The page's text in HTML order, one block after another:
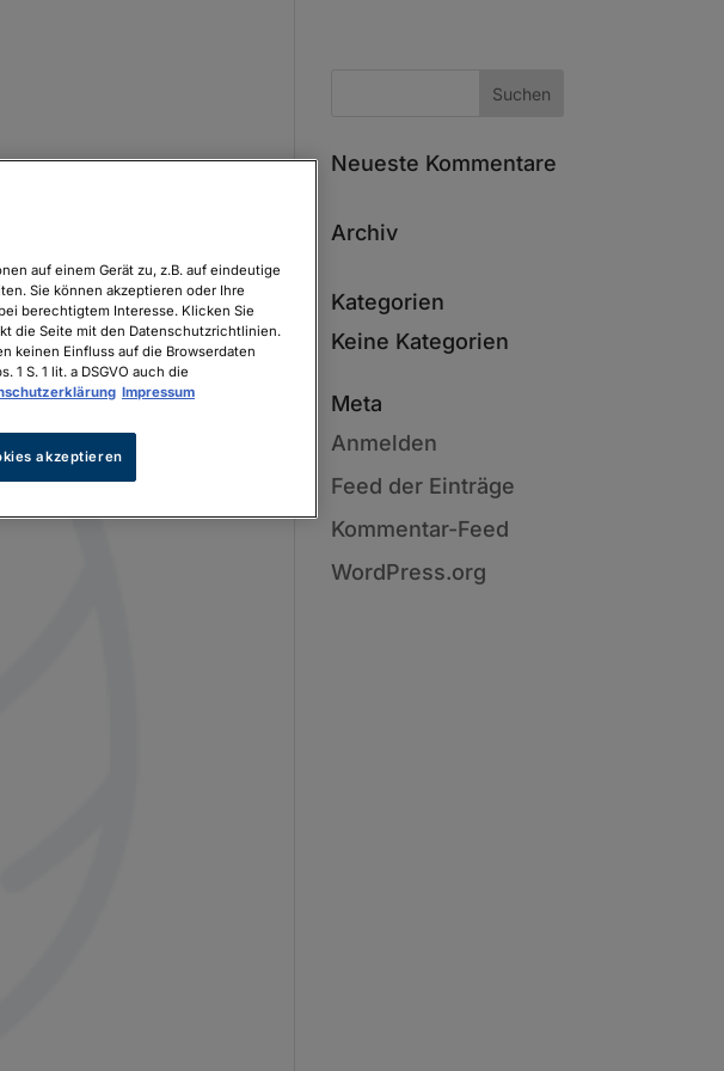
Neueste Kommentare
Archiv
Kategorien
Keine Kategorien
Meta
Anmelden
Feed der Einträge
Kommentar-Feed
WordPress.org
auf einem Gerät zu, z.B. auf eindeutige
Sie können akzeptieren oder Ihre
berechtigtem Interesse. Klicken Sie
die Seite mit den Datenschutzrichtlinien.
keinen Einfluss auf die Browserdaten
1 S. 1 lit. a DSGVO auch die
Impressum
akzeptieren